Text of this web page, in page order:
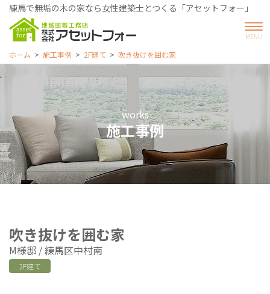
練馬で無垢の木の家なら女性建築士とつくる「アセットフォー」
ホーム 施工事例 2F建て 吹き抜けを囲む家
works
施工事例
吹き抜けを囲む家
M様邸 練馬区中村南
2F建て